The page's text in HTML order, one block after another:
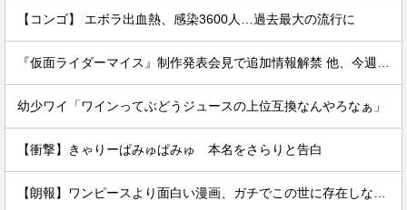
【コンゴ】 エボラ出血熱、感染3600人…過去最大の流行に
幼少ワイ「ワインってぶどうジュースの上位互換なんやろなぁ」
【衝撃】きゃりーぱみゅぱみゅ 本名をさらりと告白